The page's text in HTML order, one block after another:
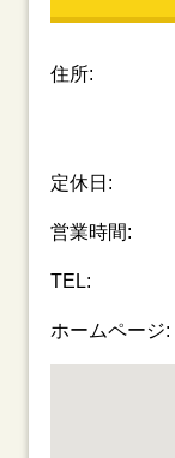
住所:
定休日:
営業時間:
TEL:
ホームページ: